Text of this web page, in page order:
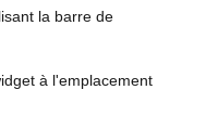
la barre de
à l'emplacement